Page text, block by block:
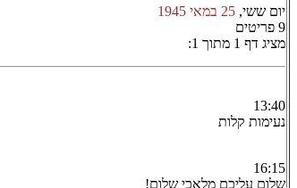
יום ששי, 25 במאי 1945
9 פריטים
מציג דף 1 מתוך 1:
13:40
נעימות קלות
16:15
שלום עליכם מלאכי שלום!